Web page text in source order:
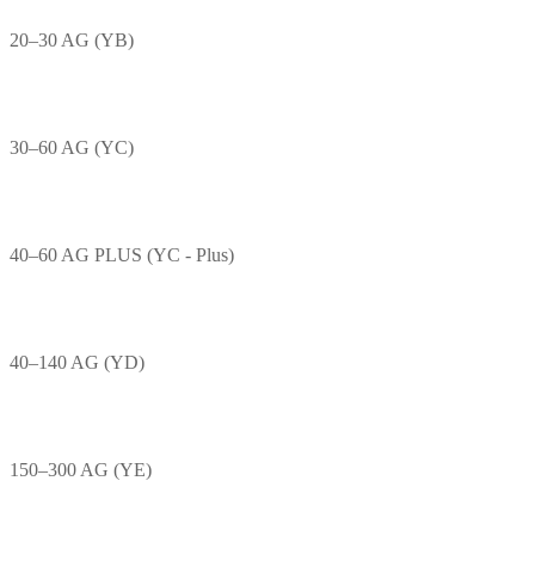
20–30 AG (YB)
30–60 AG (YC)
40–60 AG PLUS (YC - Plus)
40–140 AG (YD)
150–300 AG (YE)